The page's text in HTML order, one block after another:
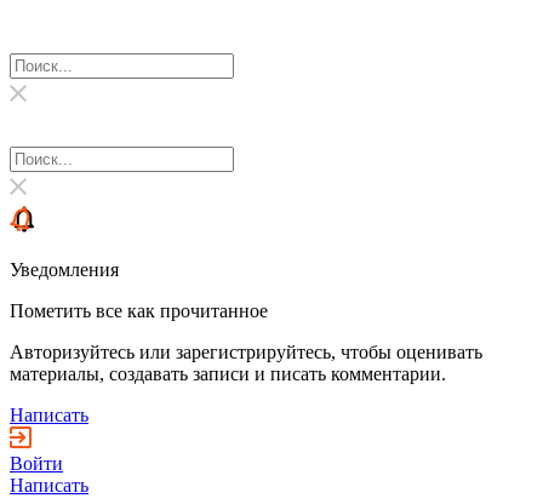
Уведомления
Пометить все как прочитанное
Авторизуйтесь или зарегистрируйтесь, чтобы оценивать
материалы, создавать записи и писать комментарии.
Написать
Войти
Написать